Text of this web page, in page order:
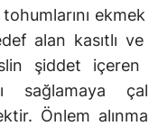
alan kasıtlı
şiddet içeren
sağlamaya
Önlem